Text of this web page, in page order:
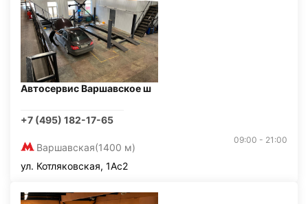
Автосервис Варшавское ш
+7 (495) 182-17-65
Варшавская(1400 м)
09:00 - 21:00
ул. Котляковская, 1Ас2